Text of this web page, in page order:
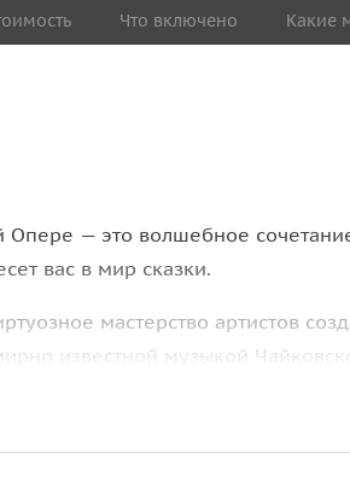
Что включено Какие
Опере — это волшебное
вас в мир сказки.
мастерство артистов
известной музыкой